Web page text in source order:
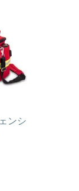
ンシ